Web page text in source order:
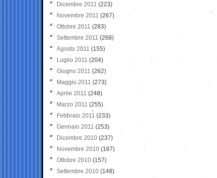
Dicembre 2011 (223)
Novembre 2011 (267)
Ottobre 2011 (283)
Settembre 2011 (268)
Agosto 2011 (155)
Luglio 2011 (204)
Giugno 2011 (262)
Maggio 2011 (273)
Aprile 2011 (248)
Marzo 2011 (255)
Febbraio 2011 (233)
Gennaio 2011 (253)
Dicembre 2010 (237)
Novembre 2010 (187)
Ottobre 2010 (157)
Settembre 2010 (148)